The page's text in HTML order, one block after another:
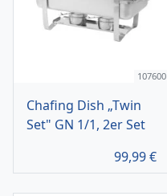
107600
Chafing Dish „Twin
Set" GN 1/1, 2er Set
99,99€